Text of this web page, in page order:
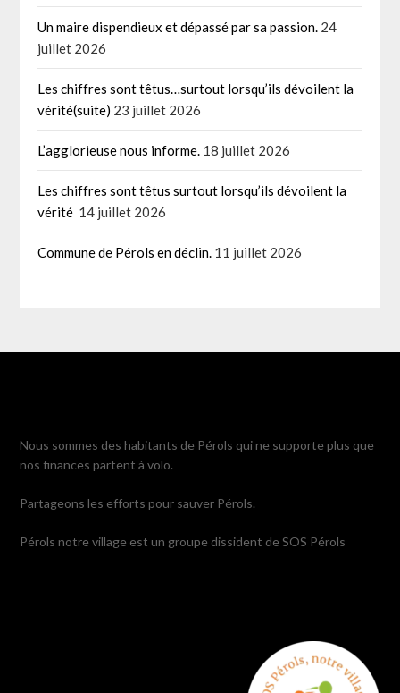
Un maire dispendieux et dépassé par sa passion. 24
juillet 2026
Les chiffres sont têtus…surtout lorsqu’ils dévoilent la
vérité(suite) 23 juillet 2026
L’agglorieuse nous informe. 18 juillet 2026
Les chiffres sont têtus surtout lorsqu’ils dévoilent la
vérité 14 juillet 2026
Commune de Pérols en déclin. 11 juillet 2026
Nous sommes des habitants de Pérols qui ne supporte plus que
nos finances partent à volo.
Partageons les efforts pour sauver Pérols.
Pérols notre village est un groupe dissident de SOS Pérols